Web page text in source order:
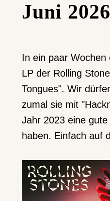
Juni 2026
In ein paar Wochen
LP der Rolling
Tongues". Wir
zumal sie mit
Jahr 2023 eine
haben. Einfach auf